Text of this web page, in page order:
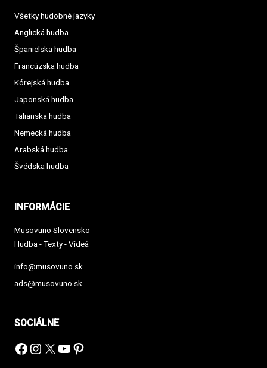
Všetky hudobné jazyky
Anglická hudba
Španielska hudba
Francúzska hudba
Kórejská hudba
Japonská hudba
Talianska hudba
Nemecká hudba
Arabská hudba
Švédska hudba
INFORMÁCIE
Musovuno Slovensko
Hudba - Texty - Videá
info@musovuno.sk
ads@musovuno.sk
SOCIÁLNE
Facebook
Instagram
X YouTube
Pinterest